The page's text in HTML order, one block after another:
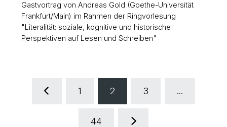
Gastvortrag von Andreas Gold (Goethe-Universität
Frankfurt/Main) im Rahmen der Ringvorlesung
"Literalität: soziale, kognitive und historische
Perspektiven auf Lesen und Schreiben"
1 2 3 ...
44